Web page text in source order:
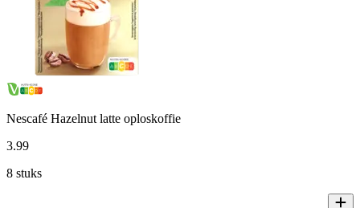
Nescafé Hazelnut latte oploskoffie
3.99
8 stuks